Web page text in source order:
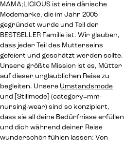
MAMA;LICIOUS ist eine dänische
Modemarke, die im Jahr 2005
gegründet wurde und Teil der
BESTSELLER Familie ist. Wir glauben,
dass jeder Teil des Mutterseins
gefeiert und geschätzt werden sollte.
Unsere größte Mission ist es, Mütter
auf dieser unglaublichen Reise zu
begleiten. Unsere Umstandsmode
und [Stillmode] (category=mm-
nursing-wear) sind so konzipiert,
dass sie all deine Bedürfnisse erfüllen
und dich während deiner Reise
wunderschön fühlen lassen: Von